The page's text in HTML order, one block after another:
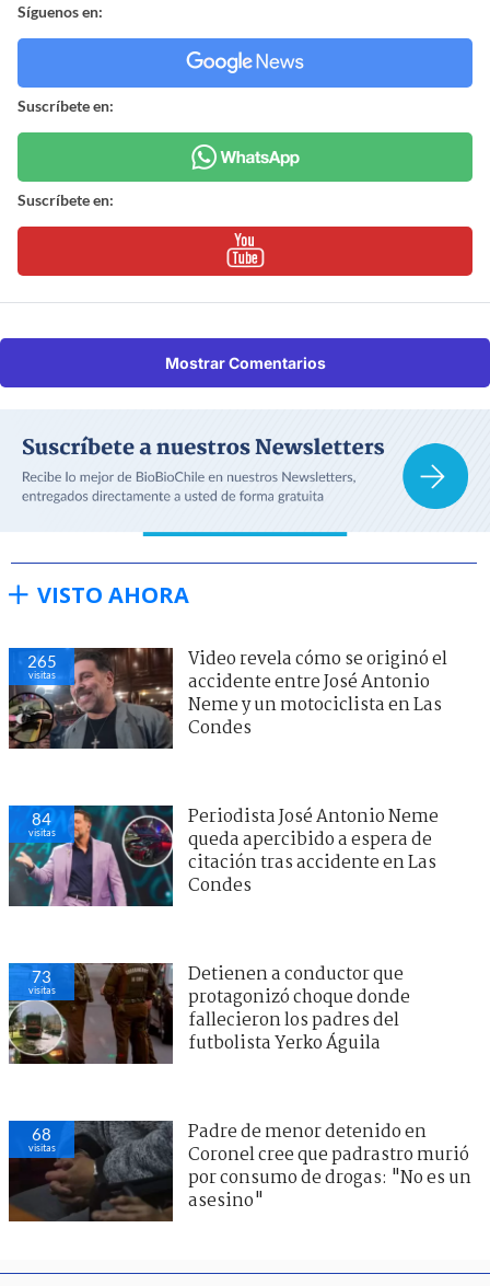
Síguenos en:
Suscríbete en:
Suscríbete en:
Mostrar Comentarios
VISTO AHORA
265
visitas
Video revela cómo se originó el
accidente entre José Antonio
Neme y un motociclista en Las
Condes
84
visitas
Periodista José Antonio Neme
queda apercibido a espera de
citación tras accidente en Las
Condes
73
visitas
Detienen a conductor que
protagonizó choque donde
fallecieron los padres del
futbolista Yerko Águila
68
visitas
Padre de menor detenido en
Coronel cree que padrastro murió
por consumo de drogas: "No es un
asesino"